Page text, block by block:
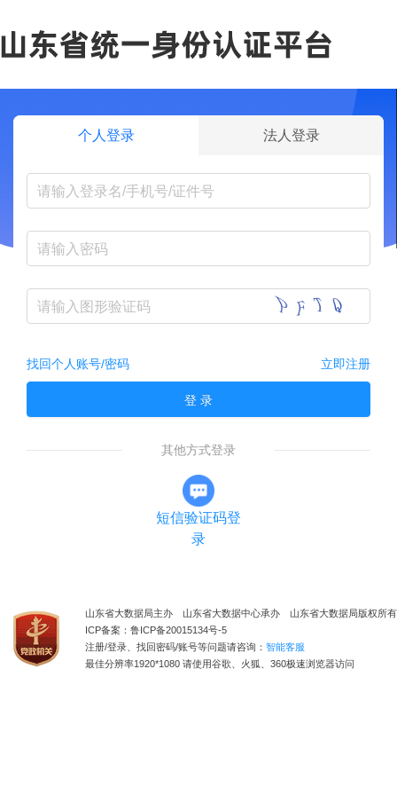
个人登录 法人登录
找回个人账号/密码 立即注册
登 录
其他方式登录
短信验证码登
录
山东省大数据局主办 山东省大数据中心承办 山东省大数据局版权所有
ICP备案：鲁ICP备20015134号-5
注册/登录、找回密码/账号等问题请咨询： 智能客服
最佳分辨率1920*1080 请使用谷歌、火狐、360极速浏览器访问